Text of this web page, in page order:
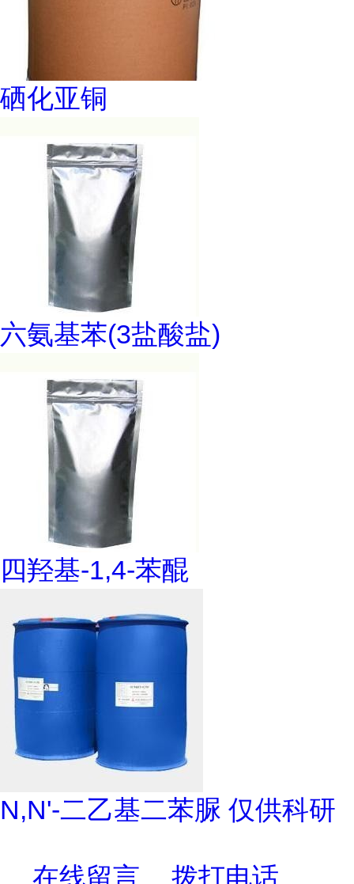
硒化亚铜
六氨基苯(3盐酸盐)
四羟基-1,4-苯醌
N,N'-二乙基二苯脲 仅供科研
在线留言 拨打电话